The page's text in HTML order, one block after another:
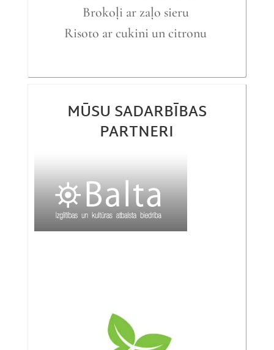
Brokoļi ar zaļo sieru
Risoto ar cukini un citronu
MŪSU SADARBĪBAS
PARTNERI